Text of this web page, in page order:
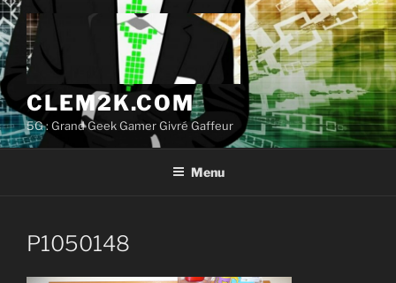
Aller
au
contenu
principal
CLEM2K.COM
5G : Grand Geek Gamer Givré Gaffeur
Menu
P1050148